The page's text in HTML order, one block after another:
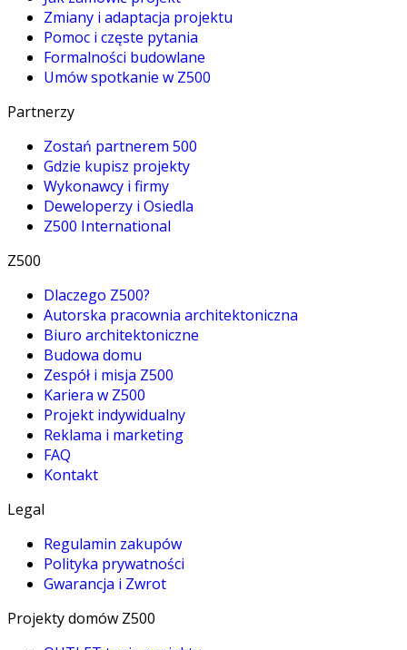
Zmiany i adaptacja projektu
Pomoc i częste pytania
Formalności budowlane
Umów spotkanie w Z500
Partnerzy
Zostań partnerem 500
Gdzie kupisz projekty
Wykonawcy i firmy
Deweloperzy i Osiedla
Z500 International
Z500
Dlaczego Z500?
Autorska pracownia architektoniczna
Biuro architektoniczne
Budowa domu
Zespół i misja Z500
Kariera w Z500
Projekt indywidualny
Reklama i marketing
FAQ
Kontakt
Legal
Regulamin zakupów
Polityka prywatności
Gwarancja i Zwrot
Projekty domów Z500